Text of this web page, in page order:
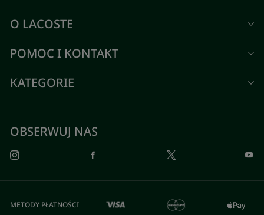
O LACOSTE
POMOC I KONTAKT
KATEGORIE
OBSERWUJ NAS
METODY PŁATNOŚCI